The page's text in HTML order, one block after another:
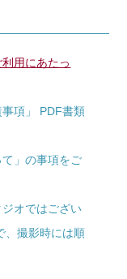
利用にあたっ
事項」 PDF書類
」の事項をご
オではござい
、撮影時には順